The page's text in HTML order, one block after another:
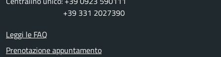
+39 331 2027390
Leggi le FAQ
Prenotazione appuntamento